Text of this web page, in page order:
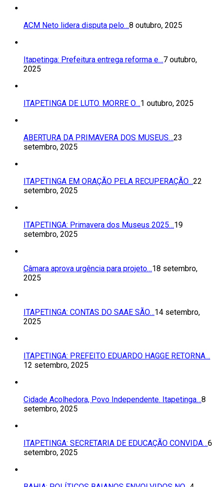
ACM Neto lidera disputa pelo…8 outubro, 2025
Itapetinga: Prefeitura entrega reforma e…7 outubro,
2025
ITAPETINGA DE LUTO. MORRE O…1 outubro, 2025
ABERTURA DA PRIMAVERA DOS MUSEUS…23
setembro, 2025
ITAPETINGA EM ORAÇÃO PELA RECUPERAÇÃO…22
setembro, 2025
ITAPETINGA: Primavera dos Museus 2025…19
setembro, 2025
Câmara aprova urgência para projeto…18 setembro,
2025
ITAPETINGA: CONTAS DO SAAE SÃO…14 setembro,
2025
ITAPETINGA: PREFEITO EDUARDO HAGGE RETORNA…
12 setembro, 2025
Cidade Acolhedora, Povo Independente. Itapetinga…8
setembro, 2025
ITAPETINGA: SECRETARIA DE EDUCAÇÃO CONVIDA…6
setembro, 2025